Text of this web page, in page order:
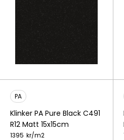
PA
Klinker PA Pure Black C491
R12 Matt 15x15cm
1395 kr/m2